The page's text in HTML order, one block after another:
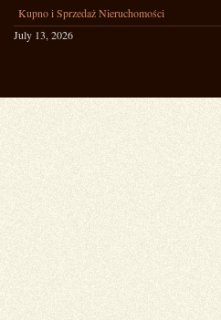
Kupno i Sprzedaż Nieruchomości
July 13, 2026